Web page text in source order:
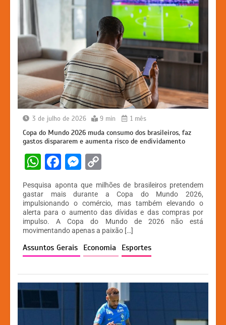
3 de julho de 2026 9 min 1 mês
Copa do Mundo 2026 muda consumo dos brasileiros, faz
gastos dispararem e aumenta risco de endividamento
W
h
at
s
A
p
p
F
c
e
b
o
o
k
M
s
s
e
n
g
er
o
p
y
Li
n
k
Pesquisa aponta que milhões de brasileiros pretendem
gastar mais durante a Copa do Mundo 2026,
impulsionando o comércio, mas também elevando o
alerta para o aumento das dívidas e das compras por
impulso. A Copa do Mundo de 2026 não está
movimentando apenas a paixão […]
Assuntos Gerais Economia Esportes